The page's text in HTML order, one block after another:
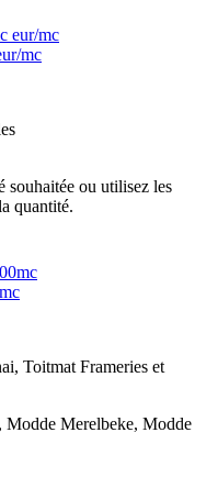
mc
souhaitée ou utilisez les
quantité.
, Toitmat Frameries et
, Modde Merelbeke, Modde